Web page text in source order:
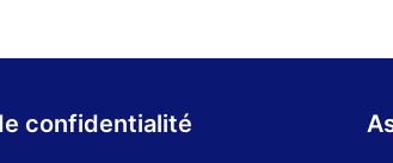
confidentialité